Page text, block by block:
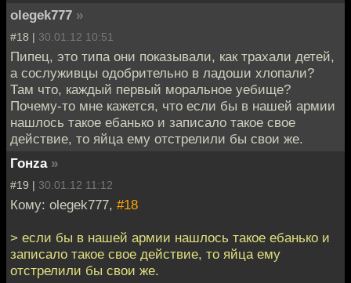
olegek777 »
#18 | 30.01.12 10:51
Пипец, это типа они показывали, как трахали детей,
а сослуживцы одобрительно в ладоши хлопали?
Там что, каждый первый моральное уебище?
Почему-то мне кажется, что если бы в нашей армии
нашлось такое ебанько и записало такое свое
действие, то яйца ему отстрелили бы свои же.
Гонzа »
#19 | 30.01.12 11:12
Кому: olegek777, #18
> если бы в нашей армии нашлось такое ебанько и
записало такое свое действие, то яйца ему
отстрелили бы свои же.